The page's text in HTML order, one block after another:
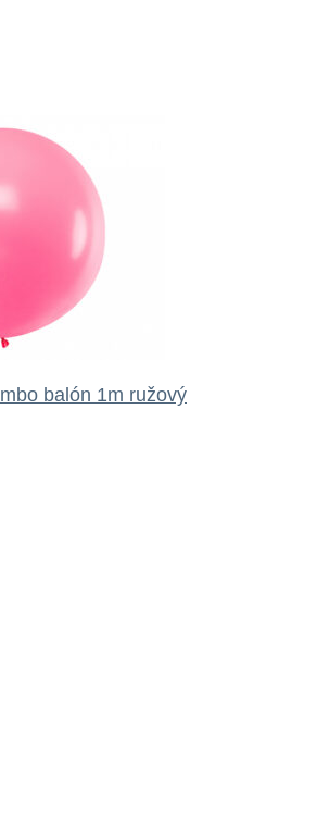
balón 1m ružový